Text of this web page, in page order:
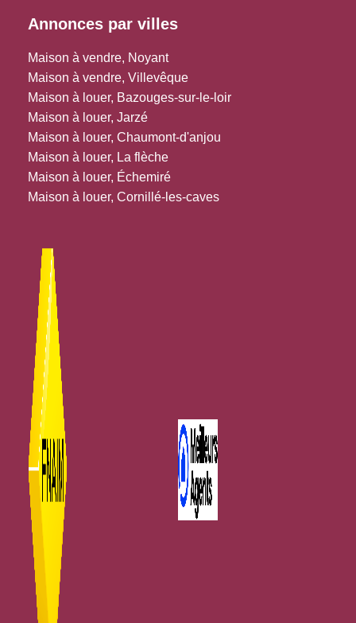
Annonces par villes
Maison à vendre, Noyant
Maison à vendre, Villevêque
Maison à louer, Bazouges-sur-le-loir
Maison à louer, Jarzé
Maison à louer, Chaumont-d'anjou
Maison à louer, La flèche
Maison à louer, Échemiré
Maison à louer, Cornillé-les-caves